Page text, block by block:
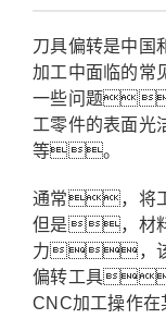
刀具偏转是中国
加工中面临的
一些问题
工零件的表面
等。
通常，将
但是，材料
力，该
偏转工具
CNC加工操作在